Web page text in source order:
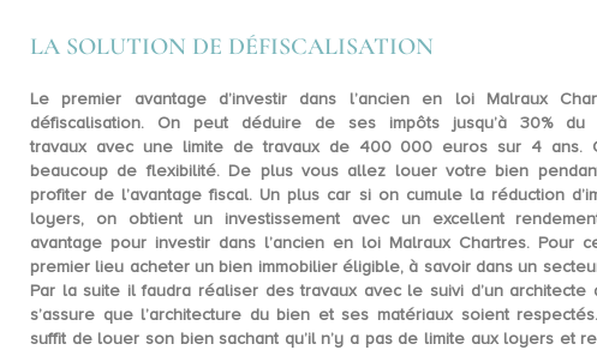
LA SOLUTION DE DÉFISCALISATION
Le premier avantage d’investir dans l’ancien en loi Malraux
défiscalisation. On peut déduire de ses impôts jusqu’à 30% du
travaux avec une limite de travaux de 400 000 euros sur 4 ans.
beaucoup de flexibilité. De plus vous allez louer votre bien
profiter de l’avantage fiscal. Un plus car si on cumule la réduction
loyers, on obtient un investissement avec unexcellent
avantage pour investir dans l’ancien en loi Malraux Chartres. Pour
premier lieu acheter un bien immobilier éligible, à savoir dans un
Par la suite il faudra réaliser des travaux avec le suivi d’un architecte
s’assure que l’architecture du bien et ses matériaux soient
suffit de louer son biensachant qu’il n’y a pas de limite aux loyers et